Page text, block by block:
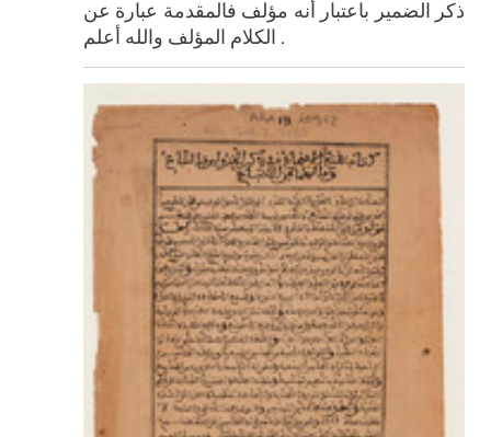
ذكر الضمير باعتبار أنه مؤلف فالمقدمة عبارة عن
الكلام المؤلف والله أعلم .